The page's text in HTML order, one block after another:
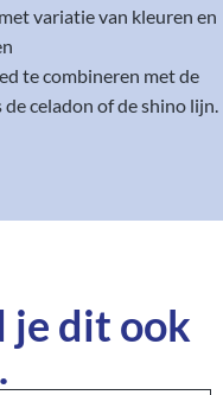
variatie van kleuren en
te combineren met de
celadon of de shino lijn.
je dit ook